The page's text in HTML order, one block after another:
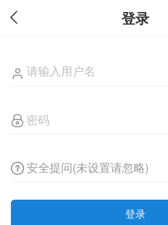
登录
安全提问(未设置请忽略)
登录